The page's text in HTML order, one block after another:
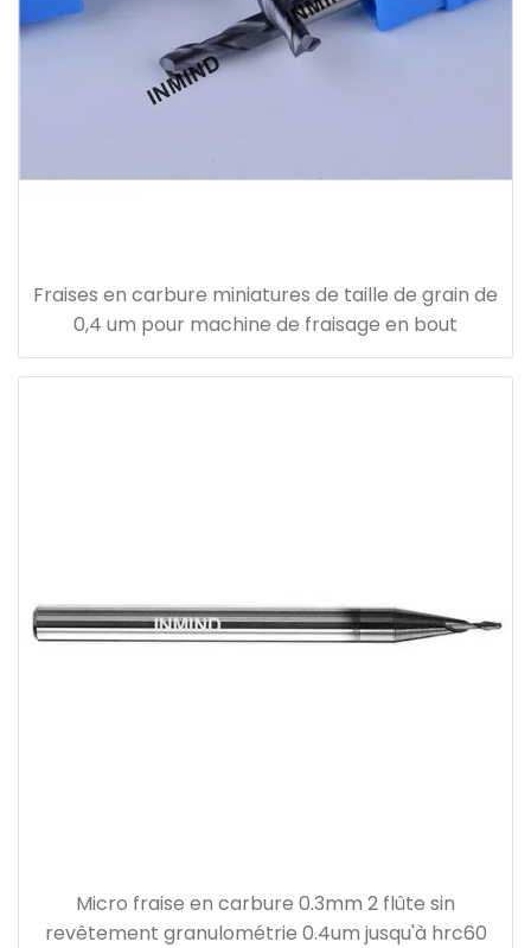
Fraises en carbure miniatures de taille de grain de
0,4 um pour machine de fraisage en bout
Micro fraise en carbure 0.3mm 2 flûte sin
revêtement granulométrie 0.4um jusqu'à hrc60